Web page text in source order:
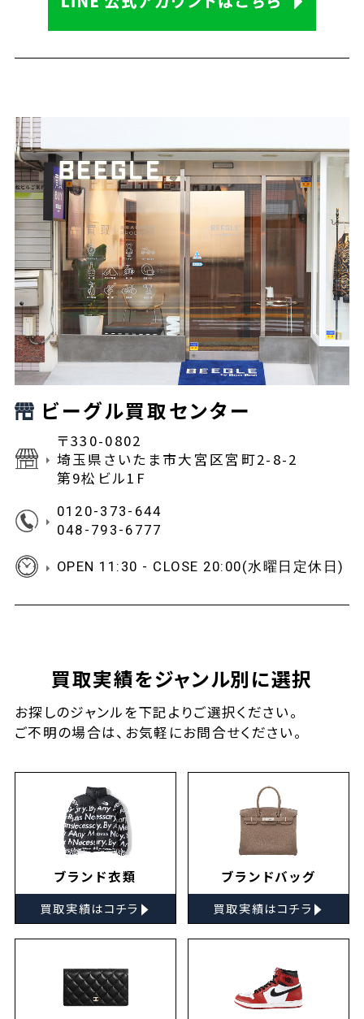
ビーグル買取センター
〒330-0802
埼玉県さいたま市大宮区宮町2-8-2
第9松ビル1F
0120-373-644
048-793-6777
OPEN 11:30 - CLOSE 20:00(水曜日定休日)
買取実績をジャンル別に選択
お探しのジャンルを下記よりご選択ください。
ご不明の場合は、お気軽にお問合せください。
ブランド衣類
買取実績はコチラ ▸
ブランドバッグ
買取実績はコチラ ▸